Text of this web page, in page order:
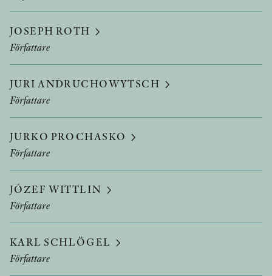
JOSEPH ROTH
Författare
JURI ANDRUCHOWYTSCH
Författare
JURKO PROCHASKO
Författare
JÓZEF WITTLIN
Författare
KARL SCHLÖGEL
Författare